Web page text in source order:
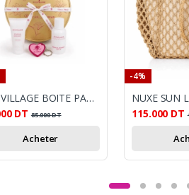
ECOVILLAGE BOITE PARFUM SENSUAL MOMENT
DT 85.000DT
Acheter
-4%
115.000 DT